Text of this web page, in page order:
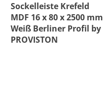
Sockelleiste Krefeld
MDF 16 x 80 x 2500 mm
Weiß Berliner Profil by
PROVISTON